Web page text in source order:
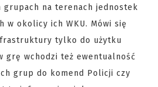
grupach na terenach jednostek
w okolicy ich WKU. Mówi się
tylko do użytku
grę wchodzi też ewentualność
grup do komend Policji czy